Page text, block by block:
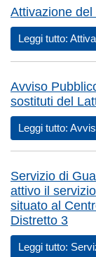
Attivazione
Leggi tutto:
Avviso
sostituti del
Leggi tutto:
Servizio di
attivo il
situato al
Distretto 3
Leggi tutto: